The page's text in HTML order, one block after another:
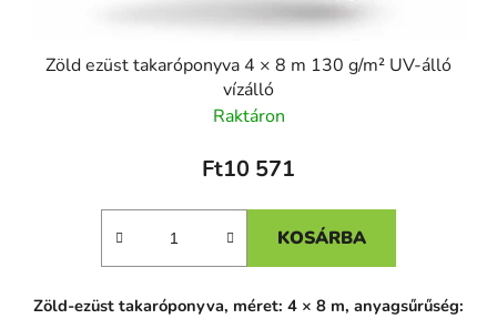
Zöld ezüst takaróponyva 4 × 8 m 130 g/m² UV-álló
vízálló
Raktáron
Ft10 571
KOSÁRBA
Zöld-ezüst takaróponyva, méret: 4 × 8 m, anyagsűrűség: